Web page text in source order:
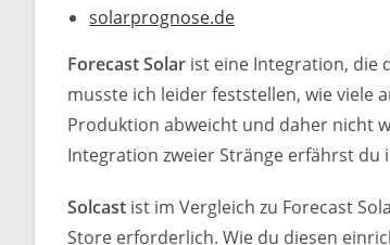
solarprognose.de
Forecast Solar ist eine Integration, die
musste ich leider feststellen, wie viele
Produktion abweicht und daher nicht
Integration zweier Stränge erfährst du
Solcast ist im Vergleich zu Forecast
Store erforderlich. Wie du diesen